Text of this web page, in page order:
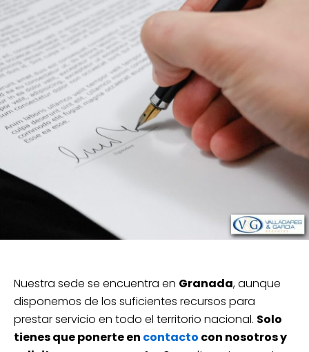
Nuestra sede se encuentra en Granada, aunque
disponemos de los suficientes recursos para
prestar servicio en todo el territorio nacional. Solo
tienes que ponerte en contacto con nosotros y